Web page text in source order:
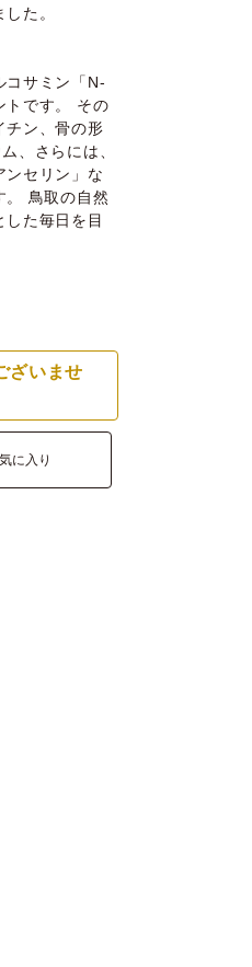
た。
コサミン「N-
トです。 その
チン、骨の形
、さらには、
ンセリン」な
。 鳥取の自然
た毎日を目
ざいませ
に入り